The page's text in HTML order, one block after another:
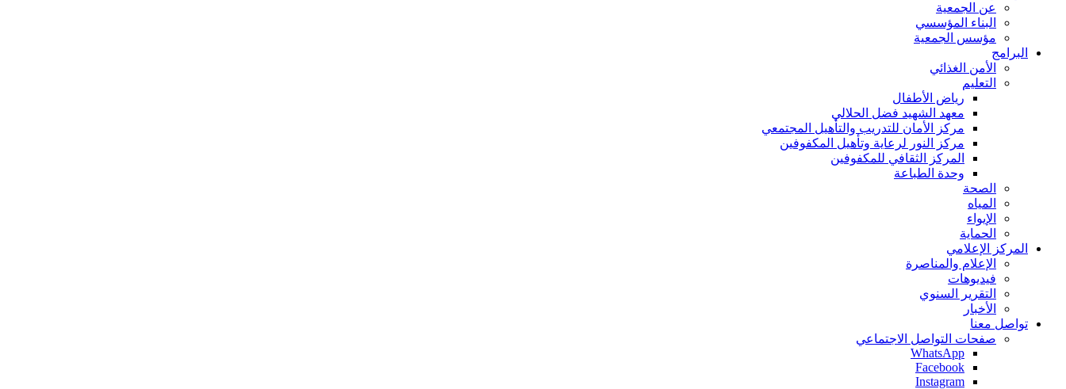
عن الجمعية
البناء المؤسسي
مؤسس الجمعية
البرامج
الأمن الغذائي
التعليم
رياض الأطفال
معهد الشهيد فضل الحلالي
مركز الأمان للتدريب والتأهيل المجتمعي
مركز النور لرعاية وتأهيل المكفوفين
المركز الثقافي للمكفوفين
وحدة الطباعة
الصحة
المياه
الإيواء
الحماية
المركز الإعلامي
الإعلام والمناصرة
فيديوهات
التقرير السنوي
الأخبار
تواصل معنا
صفحات التواصل الاجتماعي
WhatsApp
Facebook
Instagram